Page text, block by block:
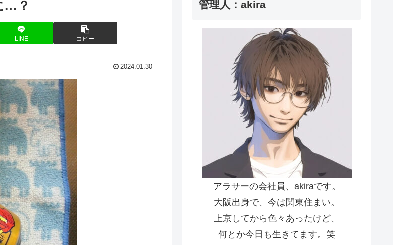
…？
LINE コピー
2024.01.30
管理人：akira
アラサーの会社員、akiraです。
大阪出身で、今は関東住まい。
上京してから色々あったけど、
何とか今日も生きてます。笑